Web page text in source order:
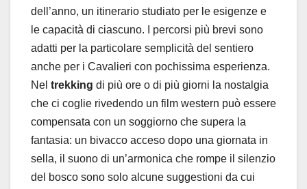
dell’anno, un itinerario studiato per le esigenze e
le capacità di ciascuno. I percorsi più brevi sono
adatti per la particolare semplicità del sentiero
anche per i Cavalieri con pochissima esperienza.
Nel trekking di più ore o di più giorni la nostalgia
che ci coglie rivedendo un film western può essere
compensata con un soggiorno che supera la
fantasia: un bivacco acceso dopo una giornata in
sella, il suono di un’armonica che rompe il silenzio
del bosco sono solo alcune suggestioni da cui